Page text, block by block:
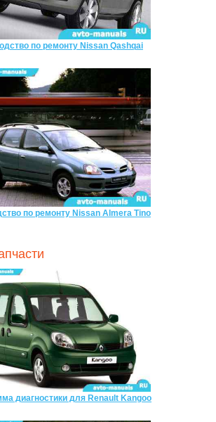
по ремонту Nissan Qashqai
по ремонту Nissan Almera Tino
диагностики для Renault Kangoo